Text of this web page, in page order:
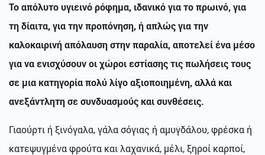
Το απόλυτο υγιεινό ρόφημα, ιδανικό για το πρωινό, για
τη δίαιτα, για την προπόνηση, ή απλώς για την
καλοκαιρινή απόλαυση στην παραλία, αποτελεί ένα μέσο
για να ενισχύσουν οι χώροι εστίασης τις πωλήσεις τους
σε μια κατηγορία πολύ λίγο αξιοποιημένη, αλλά και
ανεξάντλητη σε συνδυασμούς και συνθέσεις.
Γιαούρτι ή ξινόγαλα, γάλα σόγιας ή αμυγδάλου, φρέσκα ή
κατεψυγμένα φρούτα και λαχανικά, μέλι, ξηροί καρποί,